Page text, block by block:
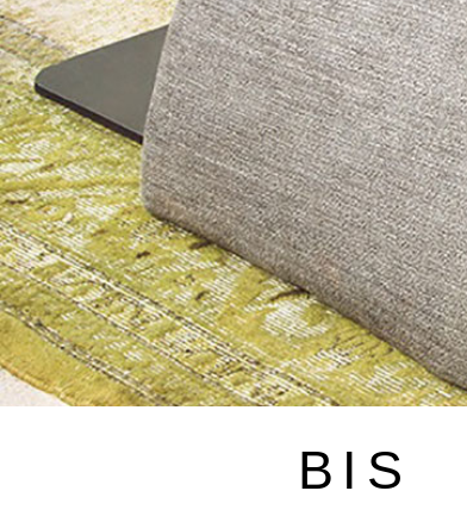
BIS